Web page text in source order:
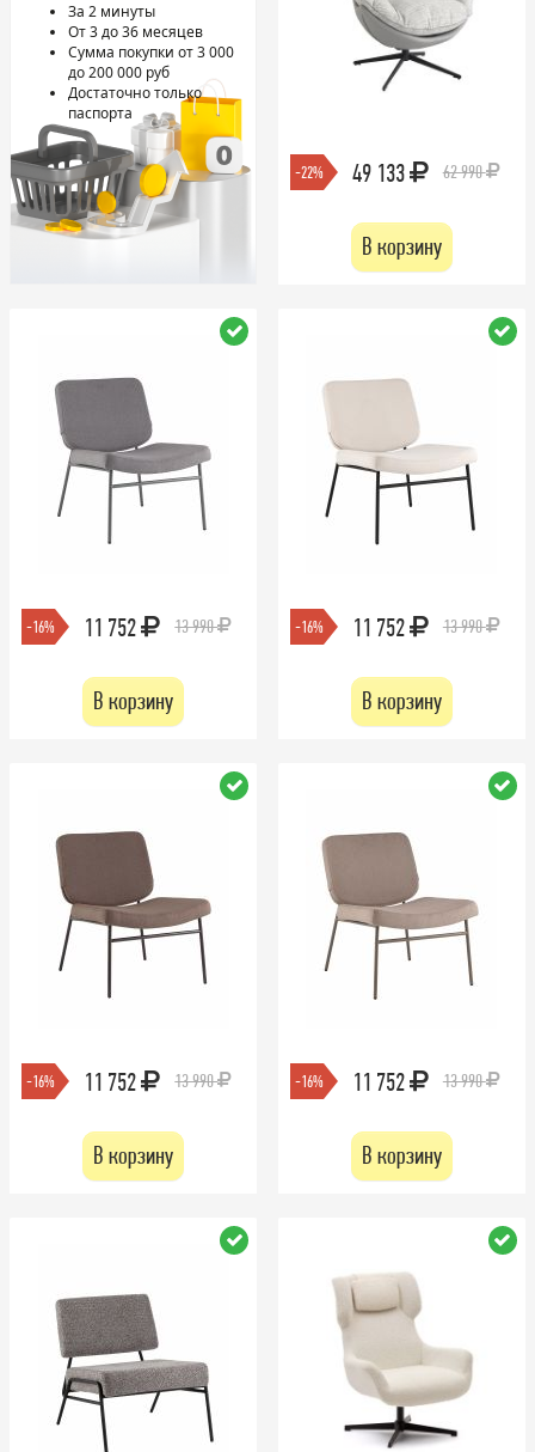
За 2 минуты
От 3 до 36 месяцев
Сумма покупки от 3 000
до 200 000 руб
Достаточно только
паспорта
-22% 49 133 62 990
В корзину
-16% 11 752 13 990
В корзину
-16% 11 752 13 990
В корзину
-16% 11 752 13 990
В корзину
-16% 11 752 13 990
В корзину